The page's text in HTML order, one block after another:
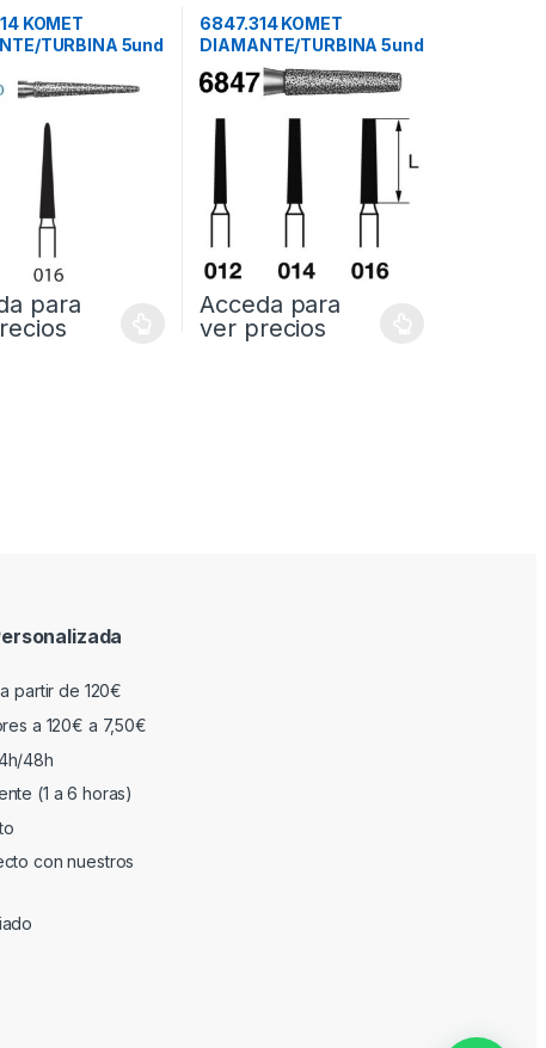
KOMET
TURBINA 5und
para
6847.314 KOMET
DIAMANTE/TURBINA 5und
Acceda para
ver precios
partir de 120€
a 120€ a 7,50€
48h
(1 a 6 horas)
con nuestros